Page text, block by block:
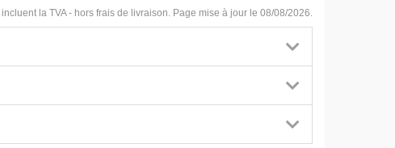
la TVA - hors frais de livraison. Page mise à jour le 08/08/2026.